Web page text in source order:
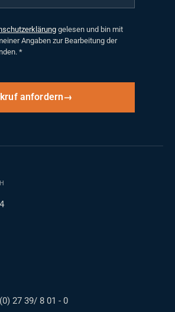
gelesen und bin mit
Angaben zur Bearbeitung der
*
anfordern
27 39/ 8 01 - 0